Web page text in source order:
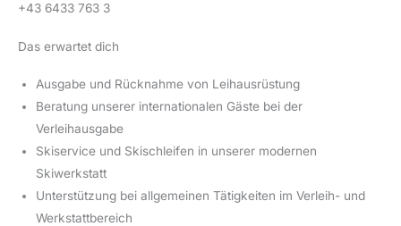
+43 6433 763 3
Das erwartet dich
Ausgabe und Rücknahme von Leihausrüstung
Beratung unserer internationalen Gäste bei der
Verleihausgabe
Skiservice und Skischleifen in unserer modernen
Skiwerkstatt
Unterstützung bei allgemeinen Tätigkeiten im Verleih- und
Werkstattbereich